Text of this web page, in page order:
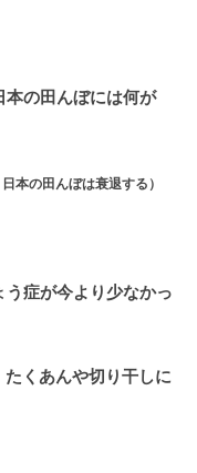
の田んぼには何が
本の田んぼは衰退する）
症が今より少なかっ
くあんや切り干しに